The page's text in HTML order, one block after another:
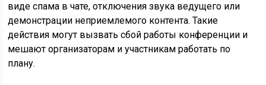
виде спама в чате, отключения звука ведущего или
демонстрации неприемлемого контента. Такие
действия могут вызвать сбой работы конференции и
мешают организаторам и участникам работать по
плану.